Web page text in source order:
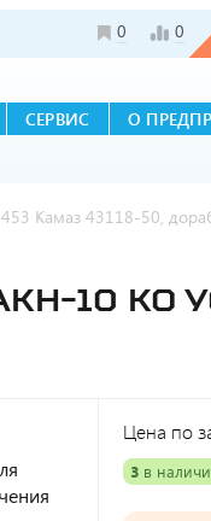
0 0
СЕРВИС О
Камаз 43118-50,
10 КО
Цена по
3 в